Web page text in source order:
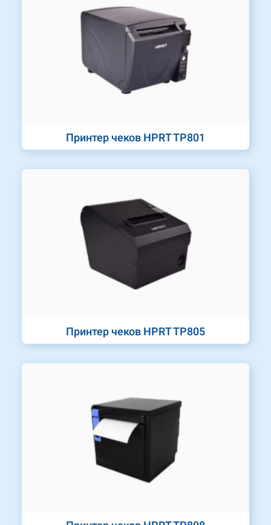
Принтер чеков HPRT TP801
Принтер чеков HPRT TP805